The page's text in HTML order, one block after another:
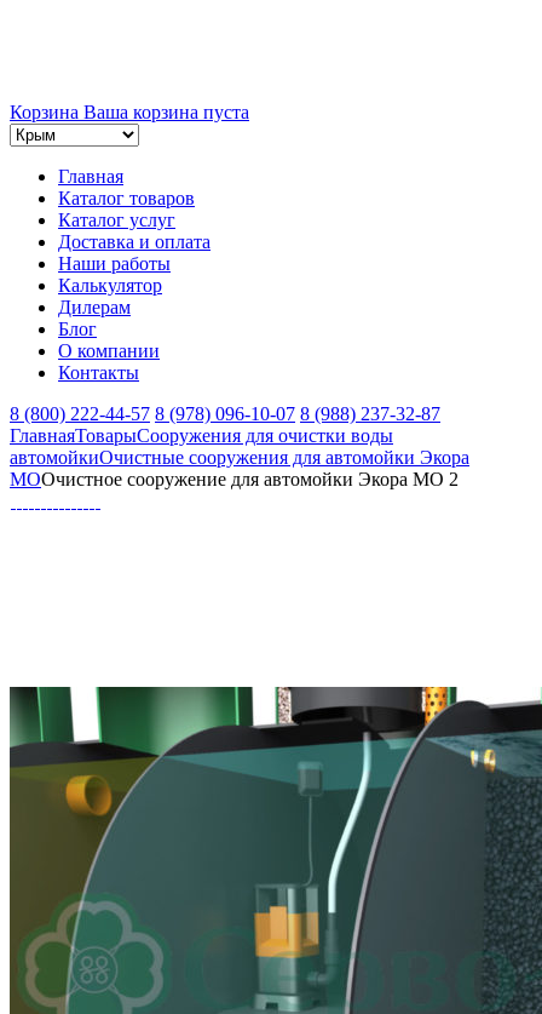
Корзина Ваша корзина пуста
Главная
Каталог товаров
Каталог услуг
Доставка и оплата
Наши работы
Калькулятор
Дилерам
Блог
О компании
Контакты
8 (800) 222-44-57 8 (978) 096-10-07 8 (988) 237-32-87
ГлавнаяТоварыСооружения для очистки воды
автомойкиОчистные сооружения для автомойки Экора
МООчистное сооружение для автомойки Экора МО 2